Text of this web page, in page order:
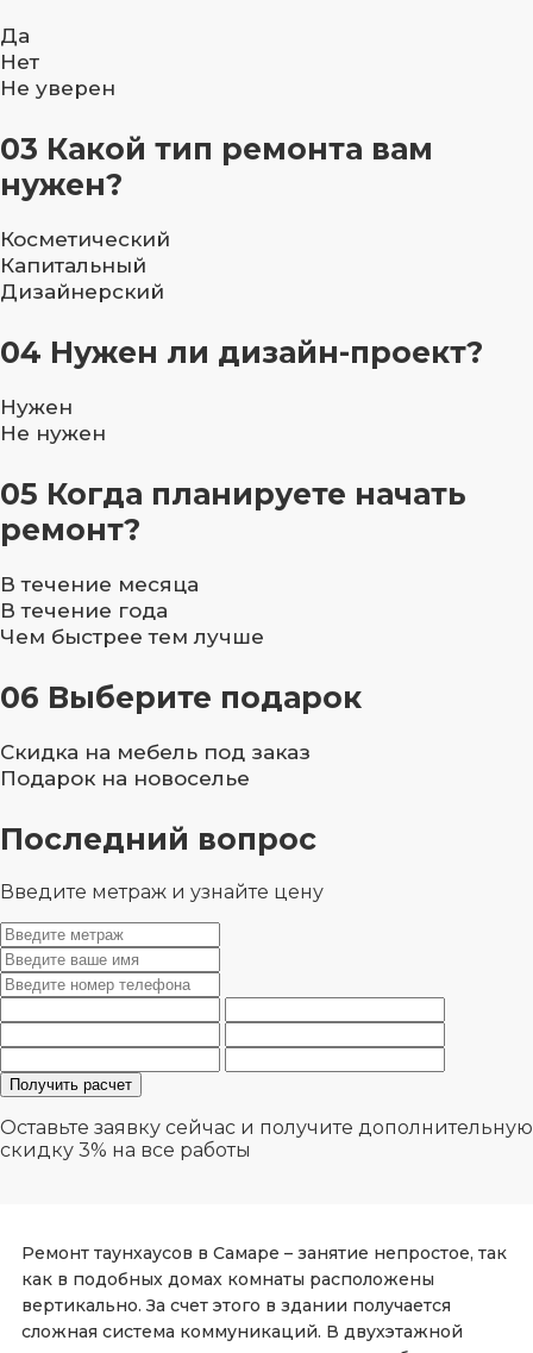
Да
Нет
Не уверен
03 Какой тип ремонта вам
нужен?
Косметический
Капитальный
Дизайнерский
04 Нужен ли дизайн-проект?
Нужен
Не нужен
05 Когда планируете начать
ремонт?
В течение месяца
В течение года
Чем быстрее тем лучше
06 Выберите подарок
Скидка на мебель под заказ
Подарок на новоселье
Последний вопрос
Введите метраж и узнайте цену
Оставьте заявку сейчас и получите дополнительную
скидку 3% на все работы
Ремонт таунхаусов в Самаре – занятие непростое, так
как в подобных домах комнаты расположены
вертикально. За счет этого в здании получается
сложная система коммуникаций. В двухэтажной